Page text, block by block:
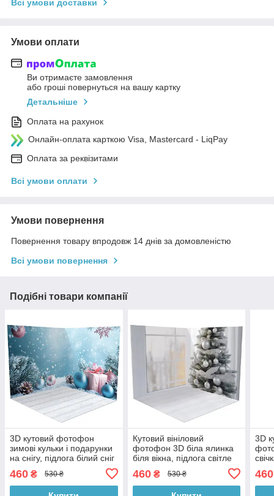
Всі умови доставки
Умови оплати
Ви отримаєте замовлення
або гроші повернуться на вашу картку
Детальніше
Оплата на рахунок
Онлайн-оплата карткою Visa, Mastercard - LiqPay
Оплата за реквізитами
Всі умови оплати
Умови повернення
Повернення товару впродовж 14 днів за домовленістю
Всі умови повернення
Подібні товари компанії
3D кутовий фотофон
зимові кульки і подарунки
на снігу, підлога білий сніг
і вибілене дерево, 50×50
см, №58579
460 ₴ 530 ₴
Кутовий вініловий
фотофон 3D біла ялинка
біля вікна, підлога світле
50×50 см, №58551
460₴ 530 ₴
3D
460